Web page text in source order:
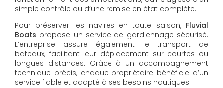
simple contrôle ou d’une remise en état complète.
Pour préserver les navires en toute saison, Fluvial
Boats propose un service de gardiennage sécurisé.
L’entreprise assure également le transport de
bateaux, facilitant leur déplacement sur courtes ou
longues distances. Grâce à un accompagnement
technique précis, chaque propriétaire bénéficie d’un
service fiable et adapté à ses besoins nautiques.